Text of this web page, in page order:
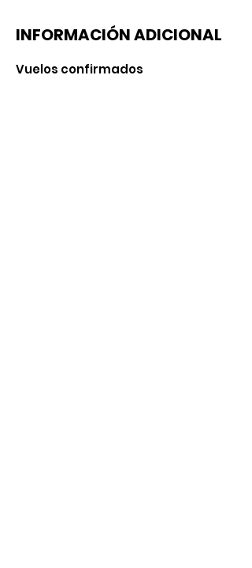
INFORMACIÓN ADICIONAL
Vuelos confirmados